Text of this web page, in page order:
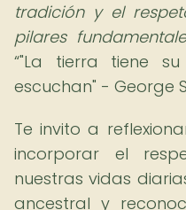
tradición y el
pilares
"La tierra tiene
escuchan" - George
Te invito a
incorporar el
nuestras vidas
ancestral y